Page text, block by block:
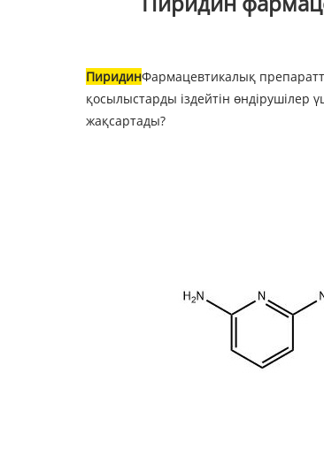
ПиридинФармацевтикалық
қосылыстарды іздейтін
жақсартады?